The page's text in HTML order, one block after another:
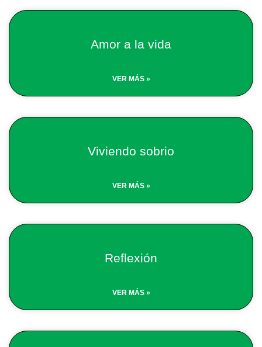
Amor a la vida
VER MÁS »
Viviendo sobrio
VER MÁS »
Reflexión
VER MÁS »